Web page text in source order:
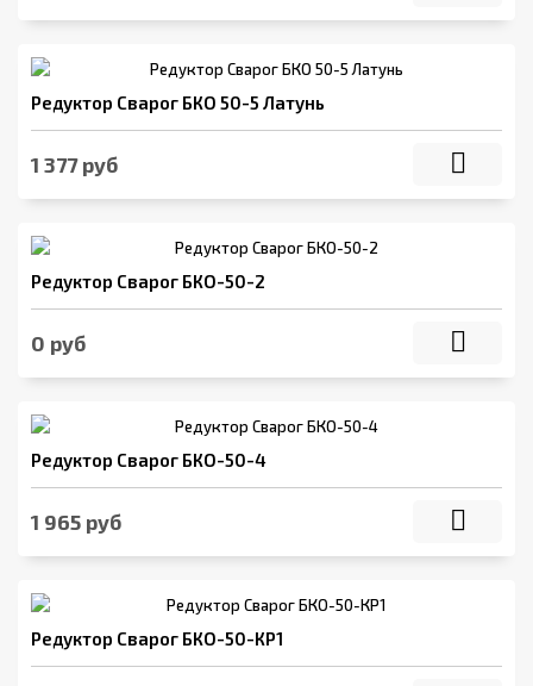
Редуктор Сварог БКО 50-5 Латунь
1 377 руб
Редуктор Сварог БКО-50-2
0 руб
Редуктор Сварог БКО-50-4
1 965 руб
Редуктор Сварог БКО-50-КР1